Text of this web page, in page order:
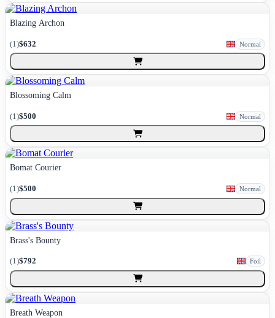
Blazing Archon
(1)$632 Normal
Blossoming Calm
(1)$500 Normal
Bomat Courier
(1)$500 Normal
Brass's Bounty
(1)$792 Foil
Breath Weapon